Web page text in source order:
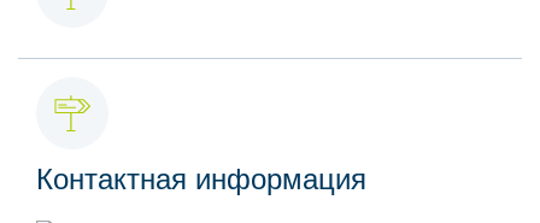
Контактная информация